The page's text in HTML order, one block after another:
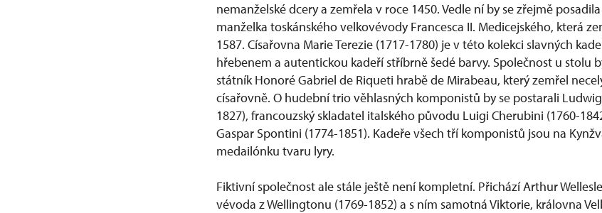
nemanželské dcery a zemřela v roce 1450. Vedle ní by se zřejmě
manželka toskánského velkovévody Francesca II. Medicejského, která
1587. Císařovna Marie Terezie (1717-1780) je v této kolekci slavných
hřebenem a autentickou kadeří stříbrně šedé barvy. Společnost u stolu
státník Honoré Gabriel de Riqueti hrabě de Mirabeau, který zemřel
císařovně. O hudební trio věhlasných komponistů by se postarali
1827), francouzský skladatel italského původu Luigi Cherubini (1760-
Gaspar Spontini (1774-1851). Kadeře všech tří komponistů jsou na
medailónku tvaru lyry.
Fiktivní společnost ale stále ještě není kompletní. Přichází Arthur
vévoda z Wellingtonu (1769-1852) a s ním samotná Viktorie, královna